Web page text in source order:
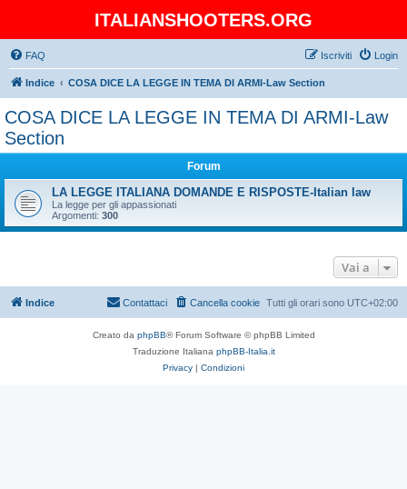
ITALIANSHOOTERS.ORG
FAQ Login
Iscriviti
Indice COSA DICE LA LEGGE IN TEMA DI ARMI-Law Section
COSA DICE LA LEGGE IN TEMA DI ARMI-Law
Section
Forum
LA LEGGE ITALIANA DOMANDE E RISPOSTE-Italian law
La legge per gli appassionati
Argomenti: 300
Vai a
Indice Tutti gli orari sono UTC+02:00
Cancella cookie
Contattaci
Creato da phpBB® Forum Software © phpBB Limited
Traduzione Italiana phpBB-Italia.it
Privacy | Condizioni